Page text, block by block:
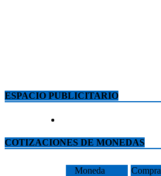
ESPACIO PUBLICITARIO
COTIZACIONES DE MONEDAS
Moneda Compra